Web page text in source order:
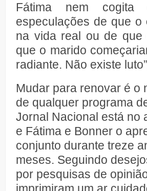
Fátima nem
especulações de que
na vida real ou de
que o marido
radiante. Não existe
Mudar para renovar é o
de qualquer programa
Jornal Nacional está no
e Fátima e Bonner o
conjunto durante treze
meses. Seguindo
por pesquisas de